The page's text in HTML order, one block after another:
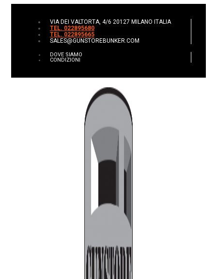
VIA DEI VALTORTA, 4/6 20127 MILANO ITALIA
TEL. 022895680
TEL. 022895665
SALES@GUNSTOREBUNKER.COM
DOVE SIAMO
CONDIZIONI